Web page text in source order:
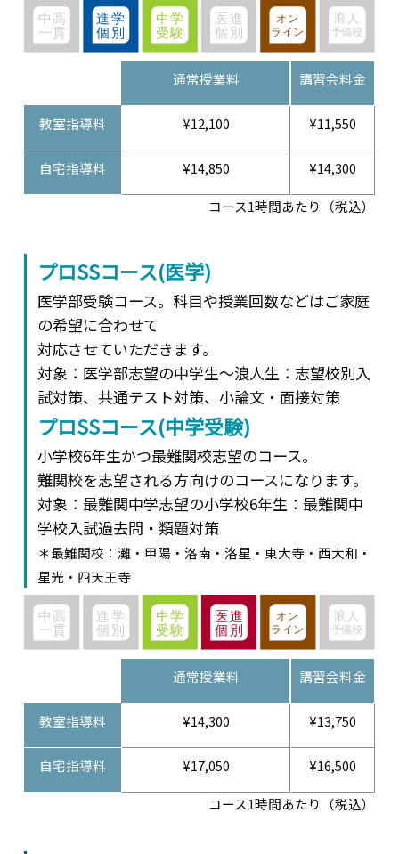
通常授業料 講習会料金
教室指導料 ¥12,100 ¥11,550
自宅指導料 ¥14,850 ¥14,300
コース1時間あたり（税込）
プロSSコース(医学)
医学部受験コース。科目や授業回数などはご家庭
の希望に合わせて
対応させていただきます。
対象：医学部志望の中学生～浪人生：志望校別入
試対策、共通テスト対策、小論文・面接対策
プロSSコース(中学受験)
小学校6年生かつ最難関校志望のコース。
難関校を志望される方向けのコースになります。
対象：最難関中学志望の小学校6年生：最難関中
学校入試過去問・類題対策
＊最難関校：灘・甲陽・洛南・洛星・東大寺・西大和・
星光・四天王寺
通常授業料 講習会料金
教室指導料 ¥14,300 ¥13,750
自宅指導料 ¥17,050 ¥16,500
コース1時間あたり（税込）